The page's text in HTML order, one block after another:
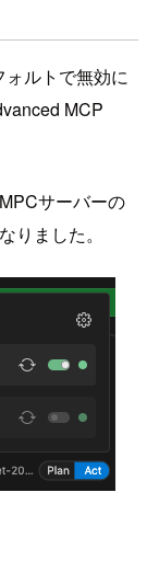
ルトで無効に
MCP
サーバーの
りました。